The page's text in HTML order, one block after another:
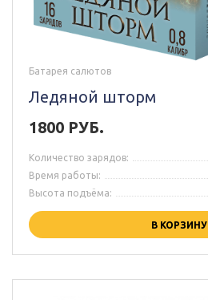
Батарея салютов
Ледяной шторм
1800 РУБ.
Количество зарядов:
Время работы:
Высота подъёма:
В КОРЗИНУ